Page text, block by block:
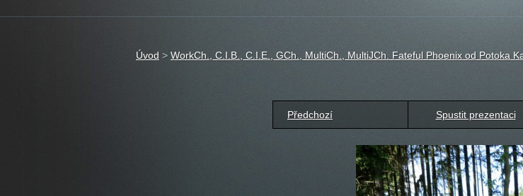
Úvod > WorkCh., C.I.B., C.I.E., GCh., MultiCh., MultiJCh. Fateful Phoenix od Potoka
Předchozí Spustit prezentaci